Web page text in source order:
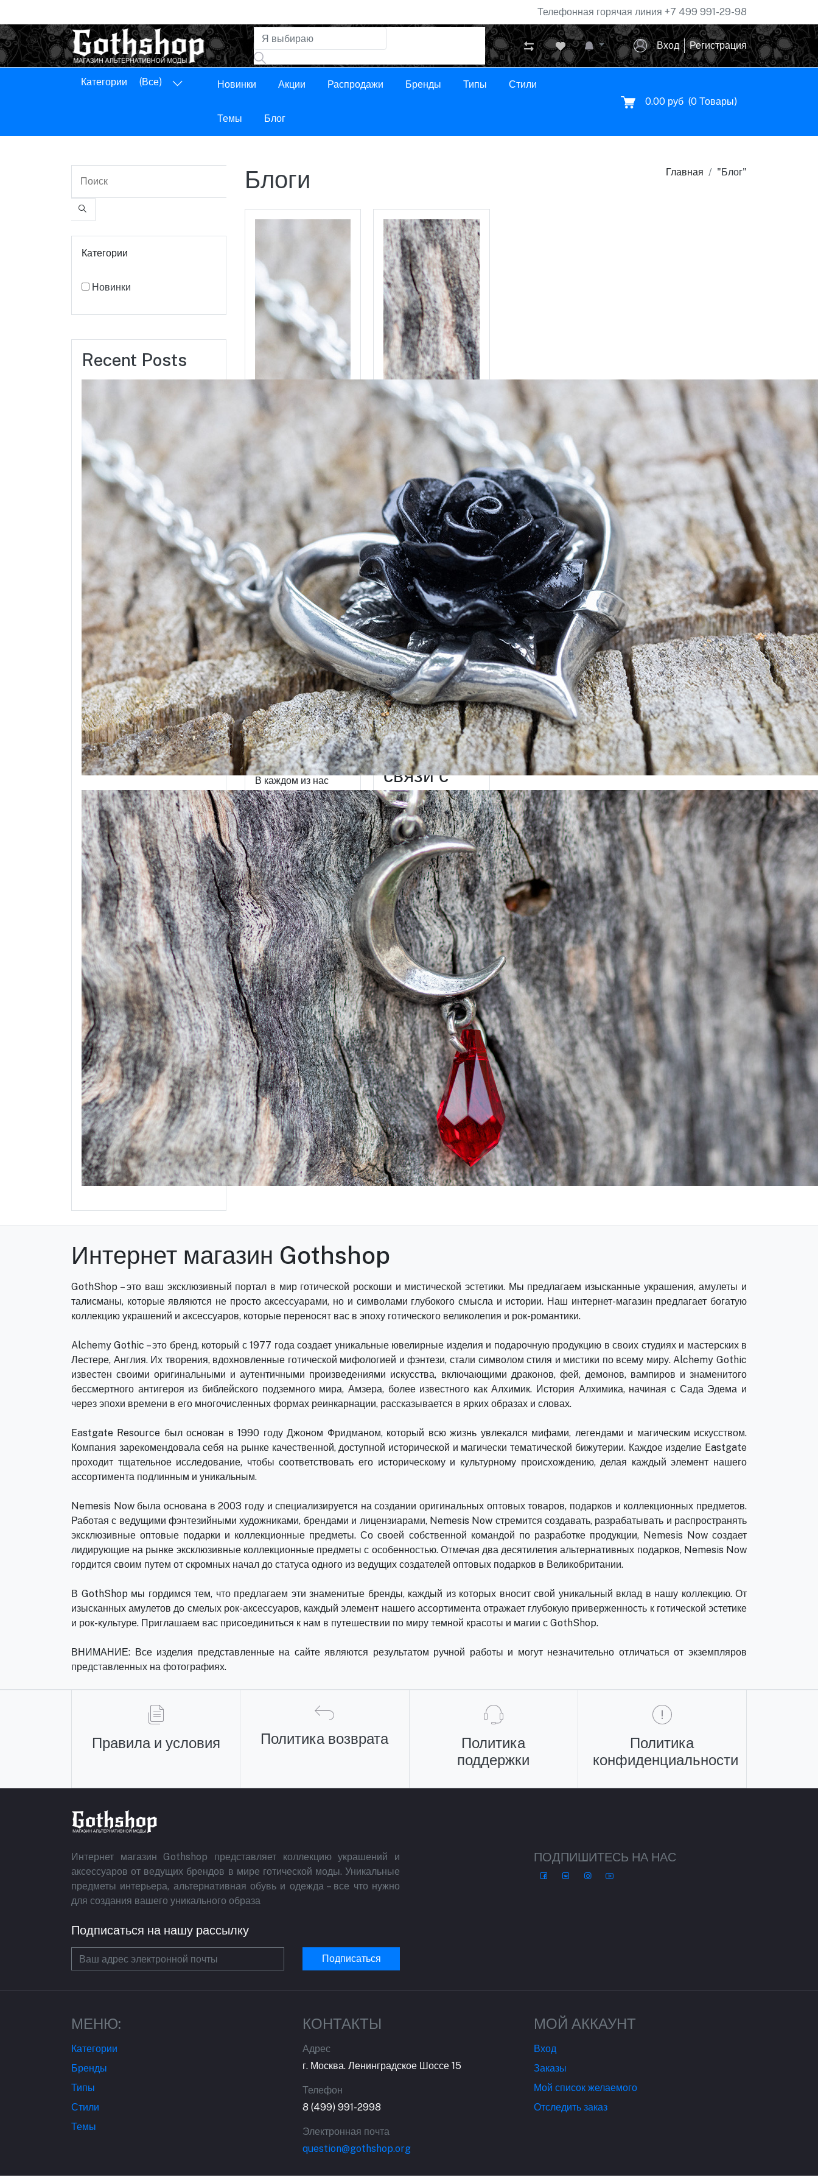
Телефонная горячая линия +7 499 991-29-98
Вход Регистрация
Панель управления
Категории (Все) Новинки Акции Распродажи Бренды Типы Стили
Темы Блог
0.00 руб (0 Товары)
Блоги Главная "Блог"
«Сердце
Черноты»:
эстетика
мрака и
красота
теней
В каждом из нас
живёт стремление
быть понятым без
слов. Иногда мы
выражаем это через
взгляд, поступки
или... украшения.
Особенно такие, как
колье "Сердце
Черноты" — не
просто аксессуар, а
тонкий символ
глубокой
эмоциональности,
мрачной
элегантности и
непокорной души.
May 20, 2025
Новинки
Read Full Blog
«Слеза
Охотника
»: символ
силы,
интуиции
и древней
связи с
природой
Пусть «Слеза
Охотника» станет
вашим
напоминанием о
том, кем вы
являетесь — и кем
ещё можете стать.
Символ луны —
ваш компас. Символ
крови — ваша
решимость. И
вместе они ведут
вас туда, где
начинается
настоящее
путешествие — к
себе.
May 19, 2025
Новинки
Read Full Blog
Категории
Новинки
Recent Posts
Интернет магазин Gothshop
GothShop – это ваш эксклюзивный портал в мир готической роскоши и мистической эстетики. Мы предлагаем изысканные украшения, амулеты и
талисманы, которые являются не просто аксессуарами, но и символами глубокого смысла и истории. Наш интернет-магазин предлагает богатую
коллекцию украшений и аксессуаров, которые переносят вас в эпоху готического великолепия и рок-романтики.
Alchemy Gothic – это бренд, который с 1977 года создает уникальные ювелирные изделия и подарочную продукцию в своих студиях и мастерских в
Лестере, Англия. Их творения, вдохновленные готической мифологией и фэнтези, стали символом стиля и мистики по всему миру. Alchemy Gothic
известен своими оригинальными и аутентичными произведениями искусства, включающими драконов, фей, демонов, вампиров и знаменитого
бессмертного антигероя из библейского подземного мира, Амзера, более известного как Алхимик. История Алхимика, начиная с Сада Эдема и
через эпохи времени в его многочисленных формах реинкарнации, рассказывается в ярких образах и словах.
Eastgate Resource был основан в 1990 году Джоном Фридманом, который всю жизнь увлекался мифами, легендами и магическим искусством.
Компания зарекомендовала себя на рынке качественной, доступной исторической и магически тематической бижутерии. Каждое изделие Eastgate
проходит тщательное исследование, чтобы соответствовать его историческому и культурному происхождению, делая каждый элемент нашего
ассортимента подлинным и уникальным.
Nemesis Now была основана в 2003 году и специализируется на создании оригинальных оптовых товаров, подарков и коллекционных предметов.
Работая с ведущими фэнтезийными художниками, брендами и лицензиарами, Nemesis Now стремится создавать, разрабатывать и распространять
эксклюзивные оптовые подарки и коллекционные предметы. Со своей собственной командой по разработке продукции, Nemesis Now создает
лидирующие на рынке эксклюзивные коллекционные предметы с особенностью. Отмечая два десятилетия альтернативных подарков, Nemesis Now
гордится своим путем от скромных начал до статуса одного из ведущих создателей оптовых подарков в Великобритании.
В GothShop мы гордимся тем, что предлагаем эти знаменитые бренды, каждый из которых вносит свой уникальный вклад в нашу коллекцию. От
изысканных амулетов до смелых рок-аксессуаров, каждый элемент нашего ассортимента отражает глубокую приверженность к готической эстетике
и рок-культуре. Приглашаем вас присоединиться к нам в путешествии по миру темной красоты и магии с GothShop.
ВНИМАНИЕ: Все изделия представленные на сайте являются результатом ручной работы и могут незначительно отличаться от экземпляров
представленных на фотографиях.
Правила и условия Политика возврата
Политика
поддержки
Политика
конфиденциальности
Интернет магазин Gothshop представляет коллекцию украшений и
аксессуаров от ведущих брендов в мире готической моды. Уникальные
предметы интерьера, альтернативная обувь и одежда – все что нужно
для создания вашего уникального образа
Подписаться на нашу рассылку
Подписаться
ПОДПИШИТЕСЬ НА НАС
МЕНЮ:
Категории
Бренды
Типы
Стили
Темы
КОНТАКТЫ
Адрес
г. Москва. Ленинградское Шоссе 15
Телефон
8 (499) 991-2998
Электронная почта
question@gothshop.org
МОЙ АККАУНТ
Вход
Заказы
Мой список желаемого
Отследить заказ